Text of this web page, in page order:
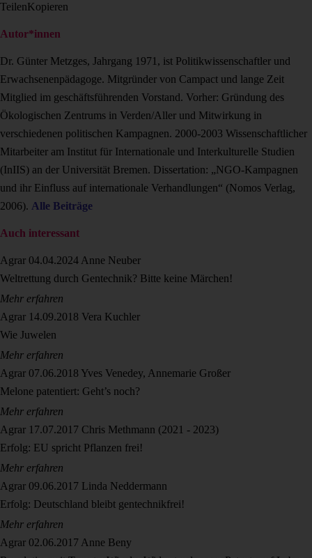
TeilenKopieren
Autor*innen
Dr. Günter Metzges, Jahrgang 1971, ist Politikwissenschaftler und
Erwachsenenpäda­goge. Mitgründer von Campact und lange Zeit
Mitglied im geschäftsführenden Vorstand. Vorher: Gründung des
Ökologischen Zentrums in Verden/Aller und Mitwirkung in
verschiedenen politischen Kampagnen. 2000-2003 Wissenschaftlicher
Mitarbeiter am Institut für Internationale und Interkulturelle Studien
(InIIS) an der Universität Bremen. Dissertation: „NGO-Kampagnen
und ihr Einfluss auf internationale Verhandlungen“ (Nomos Verlag,
2006). Alle Beiträge
Auch interessant
Agrar 04.04.2024 Anne Neuber
Weltrettung durch Gentechnik? Bitte keine Märchen!
Mehr erfahren
Agrar 14.09.2018 Vera Kuchler
Wie Juwelen
Mehr erfahren
Agrar 07.06.2018 Yves Venedey, Annemarie Großer
Melone patentiert: Geht’s noch?
Mehr erfahren
Agrar 17.07.2017 Chris Methmann (2021 - 2023)
Erfolg: EU spricht Pflanzen frei!
Mehr erfahren
Agrar 09.06.2017 Linda Neddermann
Erfolg: Deutschland bleibt gentechnikfrei!
Mehr erfahren
Agrar 02.06.2017 Anne Beny